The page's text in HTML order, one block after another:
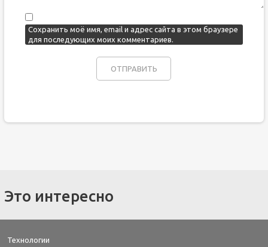
Сохранить моё имя, email и адрес сайта в этом браузере
для последующих моих комментариев.
Это интересно
Технологии